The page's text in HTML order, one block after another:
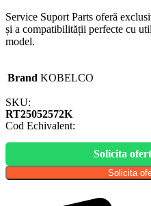
Service Suport Parts oferă
și a compatibilității perfecte cu
model.
Brand KOBELCO
SKU:
RT25052572K
Cod Echivalent:
Solicita
Solicita